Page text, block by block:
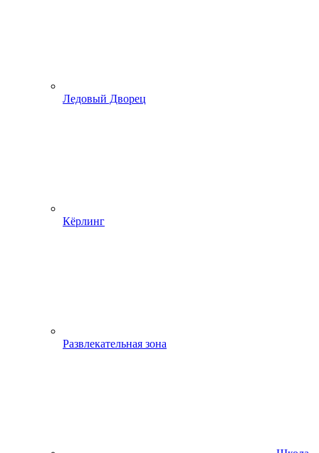
Ледовый Дворец
Кёрлинг
Развлекательная зона